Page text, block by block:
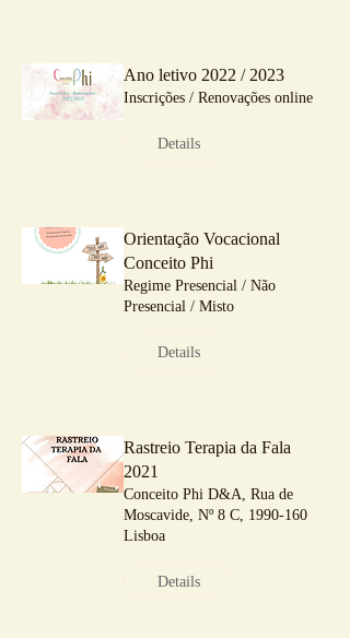
Ano letivo 2022 / 2023
Inscrições / Renovações online
Details
Orientação Vocacional
Conceito Phi
Regime Presencial / Não
Presencial / Misto
Details
Rastreio Terapia da Fala
2021
Conceito Phi D&A, Rua de
Moscavide, Nº 8 C, 1990-160
Lisboa
Details